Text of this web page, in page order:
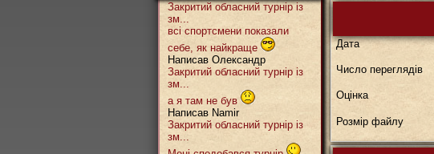
Закритий обласний турнір із
зм...
всі спортсмени показали
себе, як найкраще
Написав Олександр
Закритий обласний турнір із
зм...
а я там не був
Написав Namir
Закритий обласний турнір із
зм...
Дата
Число переглядів
Оцінка
Розмір файлу